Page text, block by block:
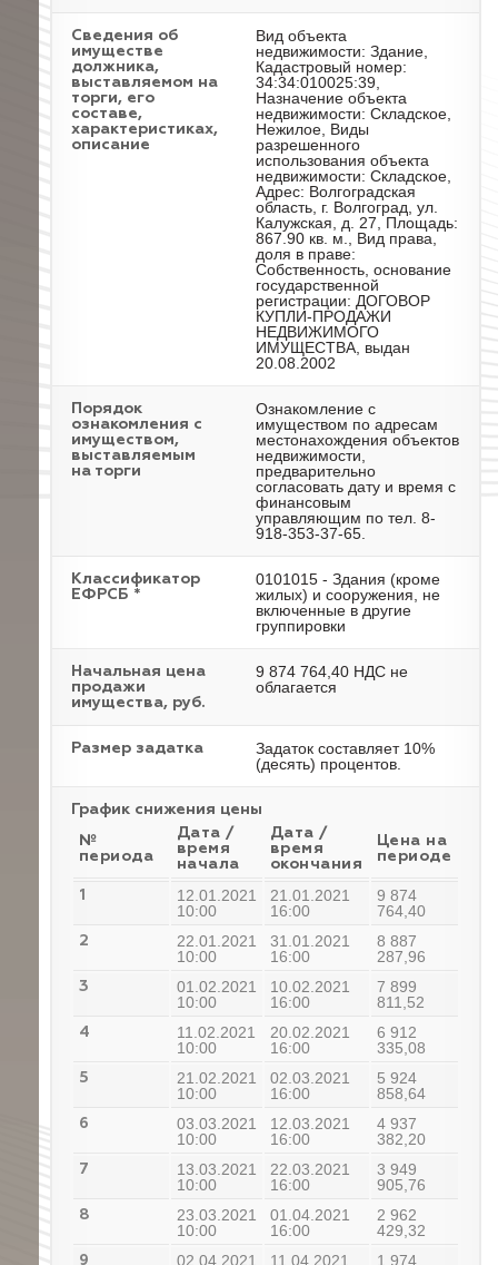
Cведения об
имуществе
должника,
выставляемом на
торги, его
составе,
характеристиках,
описание
Вид объекта
недвижимости: Здание,
Кадастровый номер:
34:34:010025:39,
Назначение объекта
недвижимости: Складское,
Нежилое, Виды
разрешенного
использования объекта
недвижимости: Складское,
Адрес: Волгоградская
область, г. Волгоград, ул.
Калужская, д. 27, Площадь:
867.90 кв. м., Вид права,
доля в праве:
Собственность, основание
государственной
регистрации: ДОГОВОР
КУПЛИ-ПРОДАЖИ
НЕДВИЖИМОГО
ИМУЩЕСТВА, выдан
20.08.2002
Порядок
ознакомления с
имуществом,
выставляемым
на торги
Ознакомление с
имуществом по адресам
местонахождения объектов
недвижимости,
предварительно
согласовать дату и время с
финансовым
управляющим по тел. 8-
918-353-37-65.
Классификатор
ЕФРСБ *
0101015 - Здания (кроме
жилых) и сооружения, не
включенные в другие
группировки
Начальная цена
продажи
имущества, руб.
9 874 764,40 НДС не
облагается
Размер задатка
Задаток составляет 10%
(десять) процентов.
График снижения цены
№
периода
Дата /
время
начала
Дата /
время
окончания
Цена на
периоде
1
12.01.2021
10:00
21.01.2021
16:00
9 874
764,40
2
22.01.2021
10:00
31.01.2021
16:00
8 887
287,96
3
01.02.2021
10:00
10.02.2021
16:00
7 899
811,52
4
11.02.2021
10:00
20.02.2021
16:00
6 912
335,08
5
21.02.2021
10:00
02.03.2021
16:00
5 924
858,64
6
03.03.2021
10:00
12.03.2021
16:00
4 937
382,20
7
13.03.2021
10:00
22.03.2021
16:00
3 949
905,76
8
23.03.2021
10:00
01.04.2021
16:00
2 962
429,32
9 02.04.2021 11.04.2021 1 974